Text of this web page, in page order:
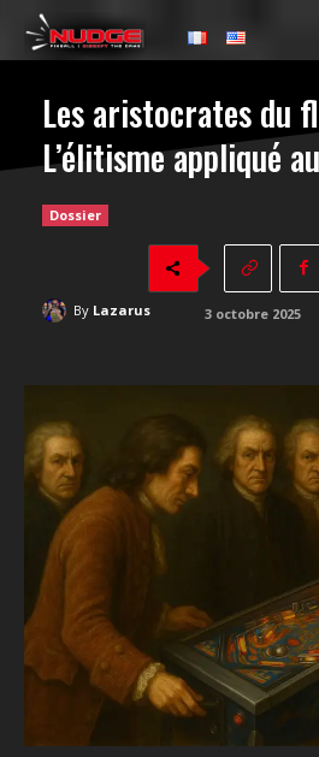
Les aristocrates du
L’élitisme appliqué
Dossier
By Lazarus 3 octobre 2025